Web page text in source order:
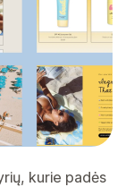
kurie padės